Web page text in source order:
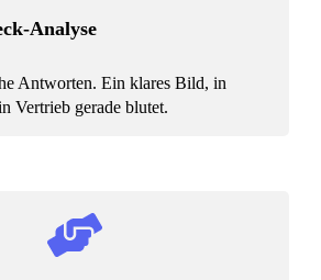
Analyse
Antworten. Ein klares Bild, in
Vertrieb gerade blutet.